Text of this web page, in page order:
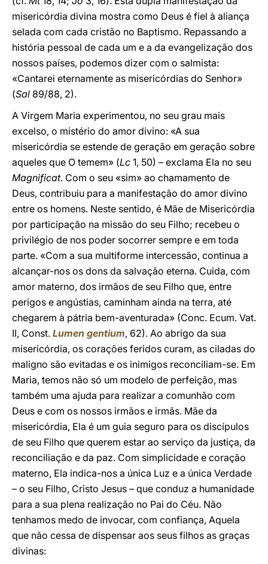
misericórdia divina mostra como Deus é fiel à aliança
selada com cada cristão no Baptismo. Repassando a
história pessoal de cada um e a da evangelização dos
nossos países, podemos dizer com o salmista:
«Cantarei eternamente as misericórdias do Senhor»
(Sal 89/88, 2).
A Virgem Maria experimentou, no seu grau mais
excelso, o mistério do amor divino: «A sua
misericórdia se estende de geração em geração sobre
aqueles que O temem» (Lc 1, 50) – exclama Ela no seu
Magnificat. Com o seu «sim» ao chamamento de
Deus, contribuiu para a manifestação do amor divino
entre os homens. Neste sentido, é Mãe de Misericórdia
por participação na missão do seu Filho; recebeu o
privilégio de nos poder socorrer sempre e em toda
parte. «Com a sua multiforme intercessão, continua a
alcançar-nos os dons da salvação eterna. Cuida, com
amor materno, dos irmãos de seu Filho que, entre
perigos e angústias, caminham ainda na terra, até
chegarem à pátria bem-aventurada» (Conc. Ecum. Vat.
II, Const. Lumen gentium, 62). Ao abrigo da sua
misericórdia, os corações feridos curam, as ciladas do
maligno são evitadas e os inimigos reconciliam-se. Em
Maria, temos não só um modelo de perfeição, mas
também uma ajuda para realizar a comunhão com
Deus e com os nossos irmãos e irmãs. Mãe da
misericórdia, Ela é um guia seguro para os discípulos
de seu Filho que querem estar ao serviço da justiça, da
reconciliação e da paz. Com simplicidade e coração
materno, Ela indica-nos a única Luz e a única Verdade
– o seu Filho, Cristo Jesus – que conduz a humanidade
para a sua plena realização no Pai do Céu. Não
tenhamos medo de invocar, com confiança, Aquela
que não cessa de dispensar aos seus filhos as graças
divinas: